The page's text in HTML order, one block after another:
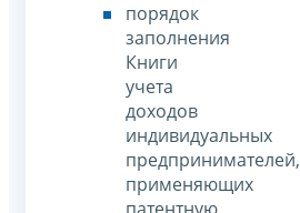
порядок
заполнения
Книги
учета
доходов
индивидуальных
предпринимателей,
применяющих